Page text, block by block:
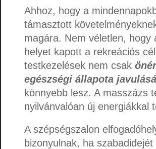
Ahhoz, hogy a
támasztott
magára. Nem véletlen, hogy
helyet kapott a rekreációs
testkezelések nem csak
egészségi állapota
könnyebb lesz. A masszázs
nyilvánvalóan új energiákkal
A szépségszalon
bizonyulnak, ha